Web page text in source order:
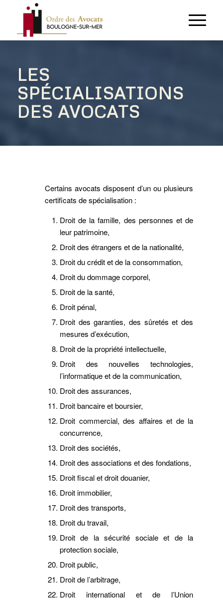
LES
SPÉCIALISATIONS
DES AVOCATS
Certains avocats disposent d’un ou plusieurs
certificats de spécialisation :
Droit de la famille, des personnes et de
leur patrimoine,
Droit des étrangers et de la nationalité,
Droit du crédit et de la consommation,
Droit du dommage corporel,
Droit de la santé,
Droit pénal,
Droit des garanties, des sûretés et des
mesures d’exécution,
Droit de la propriété intellectuelle,
Droit des nouvelles technologies,
l’informatique et de la communication,
Droit des assurances,
Droit bancaire et boursier,
Droit commercial, des affaires et de la
concurrence,
Droit des sociétés,
Droit des associations et des fondations,
Droit fiscal et droit douanier,
Droit immobilier,
Droit des transports,
Droit du travail,
Droit de la sécurité sociale et de la
protection sociale,
Droit public,
Droit de l’arbitrage,
Droit international et de l’Union